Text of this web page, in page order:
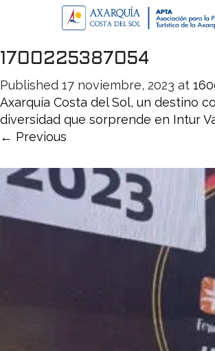
1700225387054
Published 17 noviembre, 2023 at
Axarquía Costa del Sol, un destino
diversidad que sorprende en Intur
← Previous